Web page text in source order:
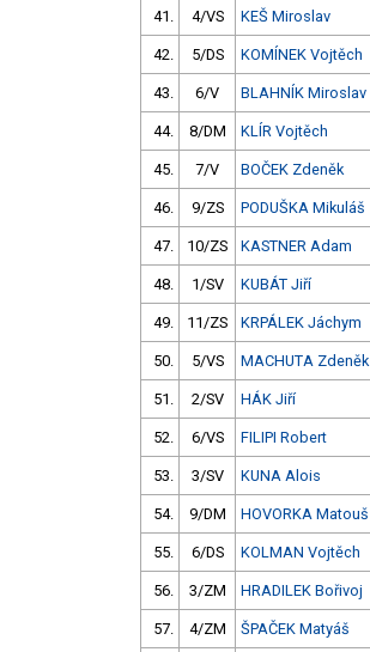
41. 4/VS KEŠ Miroslav
42. 5/DS KOMÍNEK Vojtěch
43. 6/V BLAHNÍK Miroslav
44. 8/DM KLÍR Vojtěch
45. 7/V BOČEK Zdeněk
46. 9/ZS PODUŠKA Mikuláš
47. 10/ZS KASTNER Adam
48. 1/SV KUBÁT Jiří
49. 11/ZS KRPÁLEK Jáchym
50. 5/VS MACHUTA Zdeněk
51. 2/SV HÁK Jiří
52. 6/VS FILIPI Robert
53. 3/SV KUNA Alois
54. 9/DM HOVORKA Matouš
55. 6/DS KOLMAN Vojtěch
56. 3/ZM HRADILEK Bořivoj
57. 4/ZM ŠPAČEK Matyáš